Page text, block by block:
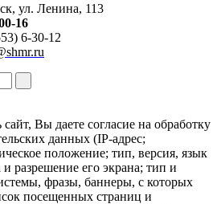
ул. Ленина, 113
16
6-30-12
Вы даете согласие на обработку
данных (IP-адрес;
положение; тип, версия, язык
и разрешение его экрана; тип и
фразы, баннеры, с которых
посещенных страниц и